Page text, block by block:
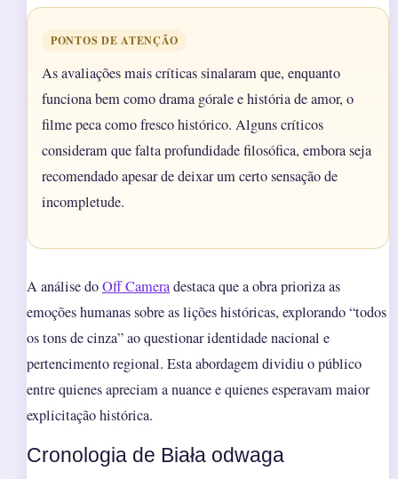
PONTOS DE ATENÇÃO
As avaliações mais críticas sinalaram que, enquanto
funciona bem como drama górale e história de amor, o
filme peca como fresco histórico. Alguns críticos
consideram que falta profundidade filosófica, embora seja
recomendado apesar de deixar um certo sensação de
incompletude.
A análise doOff Cameradestaca que a obra prioriza as
emoções humanas sobre as lições históricas, explorando “todos
os tons de cinza” ao questionar identidade nacional e
pertencimento regional. Esta abordagem dividiu o público
entre quienes apreciam a nuance e quienes esperavam maior
explicitação histórica.
Cronologia de Biała odwaga